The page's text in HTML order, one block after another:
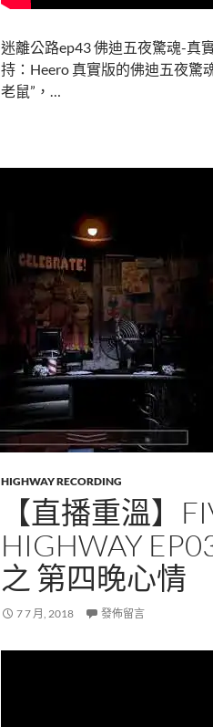
迷離公路ep43 佛迪五夜驚魂-真
持：Heero 真實版的佛迪五夜驚
老鼠”，…
HIGHWAY RECORDING
【直播重溫】
HIGHWAY
之 第四晚心情
7 7 月, 2018 發佈留言